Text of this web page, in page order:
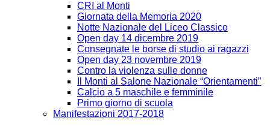
CRI al Monti
Giornata della Memoria 2020
Notte Nazionale del Liceo Classico
Open day 14 dicembre 2019
Consegnate le borse di studio ai ragazzi
Open day 23 novembre 2019
Contro la violenza sulle donne
Il Monti al Salone Nazionale “Orientamenti”
Calcio a 5 maschile e femminile
Primo giorno di scuola
Manifestazioni 2017-2018